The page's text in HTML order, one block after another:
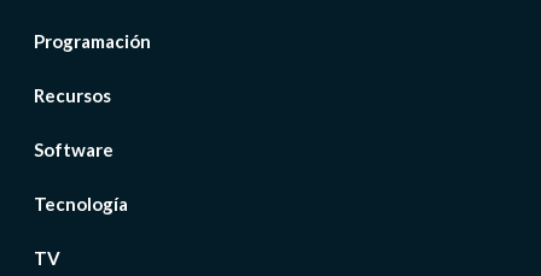
Programación
Recursos
Software
Tecnología
TV